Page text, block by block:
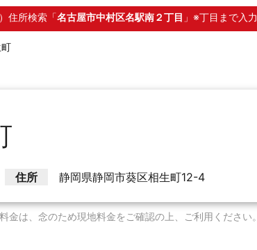
住所検索「名古屋市中村区名駅南２丁目 」※丁目まで入力
住所 静岡県静岡市葵区相生町12-4
は、念のため現地料金をご確認の上、ご利用ください。